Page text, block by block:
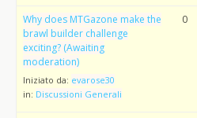
Why does MTGazone make the
brawl builder challenge
exciting? (Awaiting
moderation)
Iniziato da: evarose30
in: Discussioni Generali
0